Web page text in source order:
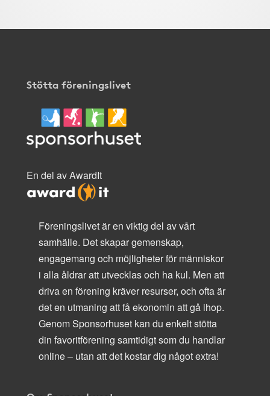
Stötta föreningslivet
En del av AwardIt
Föreningslivet är en viktig del av vårt
samhälle. Det skapar gemenskap,
engagemang och möjligheter för människor
i alla åldrar att utvecklas och ha kul. Men att
driva en förening kräver resurser, och ofta är
det en utmaning att få ekonomin att gå ihop.
Genom Sponsorhuset kan du enkelt stötta
din favoritförening samtidigt som du handlar
online – utan att det kostar dig något extra!